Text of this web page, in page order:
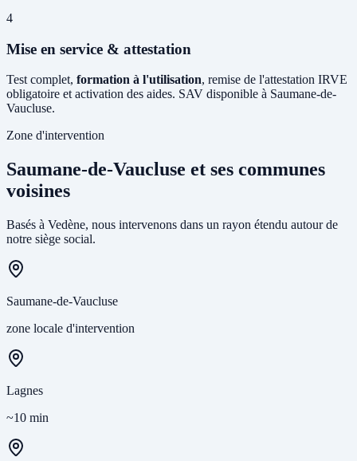
4
Mise en service & attestation
Test complet, formation à l'utilisation, remise de l'attestation IRVE
obligatoire et activation des aides. SAV disponible à Saumane-de-
Vaucluse.
Zone d'intervention
Saumane-de-Vaucluse et ses communes
voisines
Basés à Vedène, nous intervenons dans un rayon étendu autour de
notre siège social.
Saumane-de-Vaucluse
zone locale d'intervention
Lagnes
~10 min